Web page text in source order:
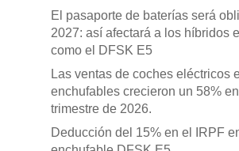
El pasaporte de baterías será
2027: así afectará a los híbridos
como el DFSK E5
Las ventas de coches eléctricos
enchufables crecieron un 58%
trimestre de 2026.
Deducción del 15% en el IRPF